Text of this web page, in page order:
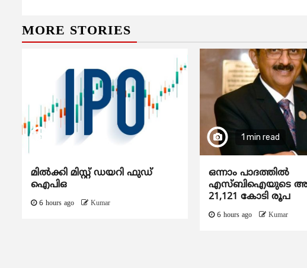
MORE STORIES
മിൽക്കി മിസ്റ്റ് ഡയറി ഫുഡ്
ഐപിഒ
6 hours ago Kumar
1 min read
ഒന്നാം പാദത്തിൽ
എസ്ബിഐയുടെ
21,121 കോടി രൂപ
6 hours ago Kumar